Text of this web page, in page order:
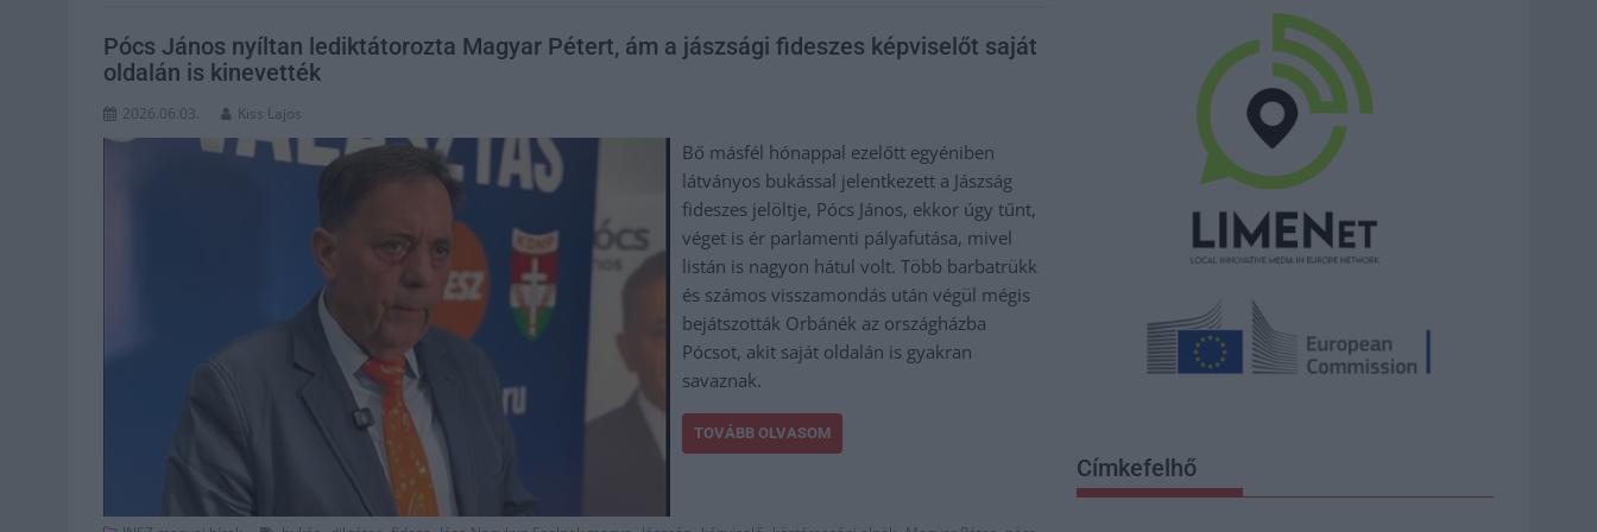
Pócs János nyíltan lediktátorozta Magyar Pétert, ám a jászsági fideszes képviselőt saját
oldalán is kinevették
2026.06.03. Kiss Lajos
Bő másfél hónappal ezelőtt egyéniben
látványos bukással jelentkezett a Jászság
fideszes jelöltje, Pócs János, ekkor úgy tűnt,
véget is ér parlamenti pályafutása, mivel
listán is nagyon hátul volt. Több barbatrükk
és számos visszamondás után végül mégis
bejátszották Orbánék az országházba
Pócsot, akit saját oldalán is gyakran
savaznak.
TOVÁBB OLVASOM
Címkefelhő